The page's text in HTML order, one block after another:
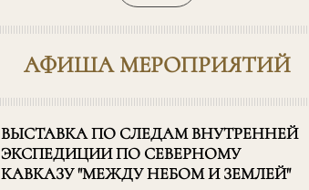
АФИША МЕРОПРИЯТИЙ
ВЫСТАВКА ПО СЛЕДАМ ВНУТРЕННЕЙ
ЭКСПЕДИЦИИ ПО СЕВЕРНОМУ
КАВКАЗУ "МЕЖДУ НЕБОМ И ЗЕМЛЕЙ"